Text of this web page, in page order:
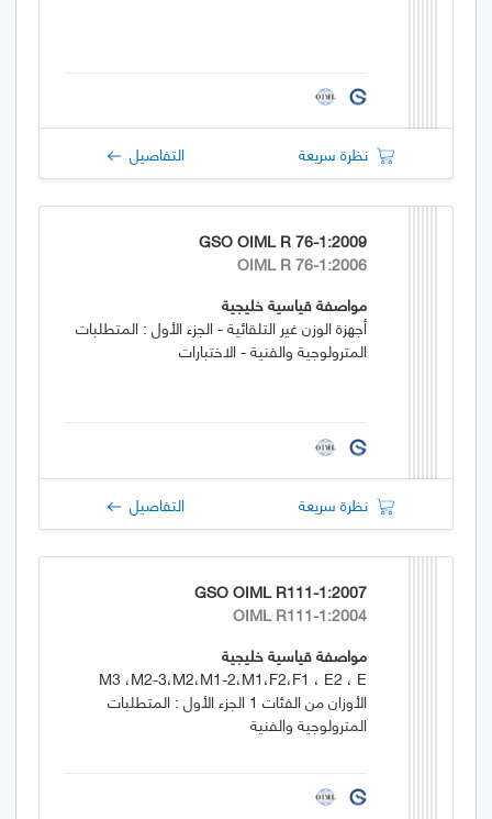
نظرة سريعة التفاصيل
GSO OIML R 76-1:2009
OIML R 76-1:2006
مواصفة قياسية خليجية
أجهزة الوزن غير التلقائية - الجزء الأول : المتطلبات
المترولوجية والفنية - الاختبارات
نظرة سريعة التفاصيل
GSO OIML R111-1:2007
OIML R111-1:2004
مواصفة قياسية خليجية
M3 ،M2-3،M2،M1-2،M1،F2،F1 ، E2 ، E
الأوزان من الفئات 1 الجزء الأول : المتطلبات
المترولوجية والفنية